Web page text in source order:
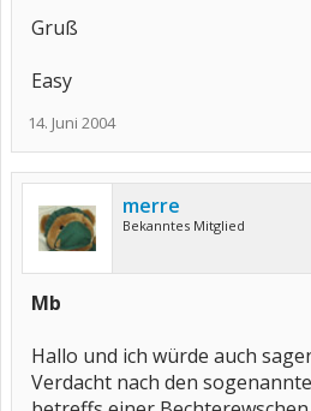
Gruß
Easy
14. Juni 2004
merre
Bekanntes Mitglied
Mb
Hallo und ich würde auch
Verdacht nach den